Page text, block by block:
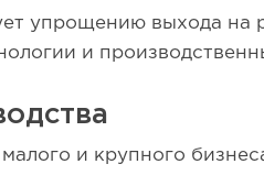
упрощению выхода на
и
и крупного